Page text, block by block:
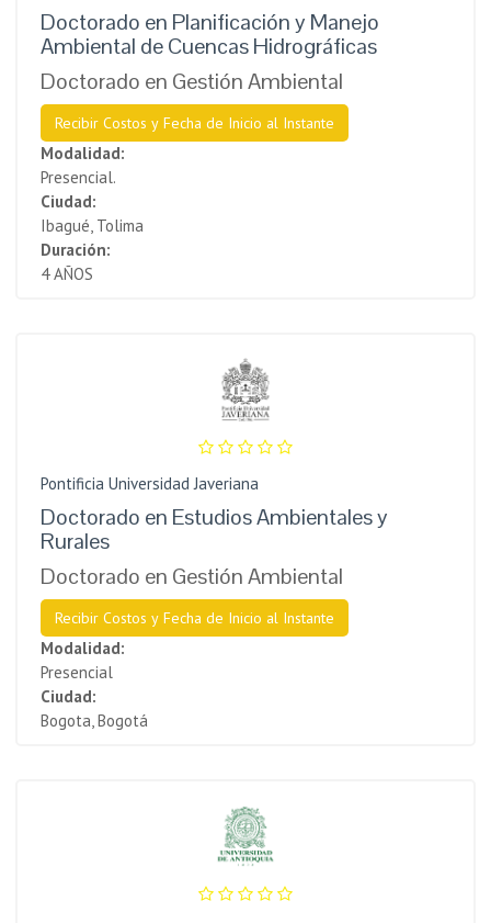
Doctorado en Planificación y Manejo
Ambiental de Cuencas Hidrográficas
Doctorado en Gestión Ambiental
Recibir Costos y Fecha de Inicio al Instante
Modalidad:
Presencial.
Ciudad:
Ibagué, Tolima
Duración:
4 AÑOS
Pontificia Universidad Javeriana
Doctorado en Estudios Ambientales y
Rurales
Doctorado en Gestión Ambiental
Recibir Costos y Fecha de Inicio al Instante
Modalidad:
Presencial
Ciudad:
Bogota, Bogotá